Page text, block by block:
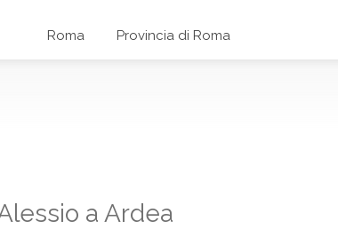
Roma Provincia di Roma
a Ardea